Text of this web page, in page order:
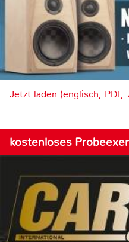
Jetzt laden (englisch, PDF,
kostenloses